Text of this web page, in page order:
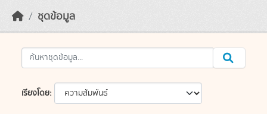
ชุดข้อมูล
เรียงโดย